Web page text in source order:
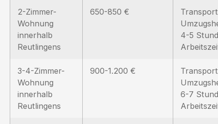
2-Zimmer-
Wohnung
innerhalb
Reutlingens
650-850 €
4-5
3-4-Zimmer-
Wohnung
innerhalb
Reutlingens
900-1.200 €
6-7